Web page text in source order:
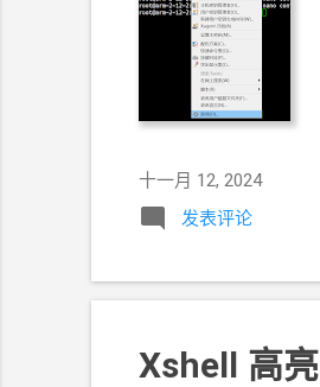
十一月 12, 2024
发表评论
Xshell 高亮